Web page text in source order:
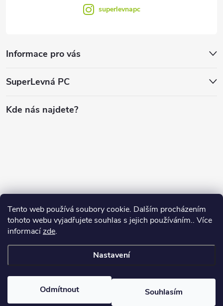
Tento web používá soubory cookie. Dalším procházením
tohoto webu vyjadřujete souhlas s jejich používáním.. Více
informacízde.
Nastavení
Odmítnout Souhlasím
superlevnapc
Informace pro vás
SuperLevná PC
Kde nás najdete?
SuperLevnaPC. Všechna práva vyhrazena.